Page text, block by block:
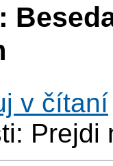
v čítaní
Prejdi